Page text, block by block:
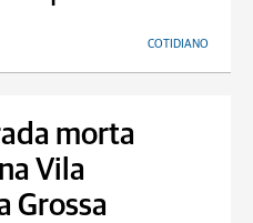
COTIDIANO
morta
Vila
Grossa